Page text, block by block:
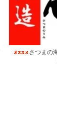
さつまの